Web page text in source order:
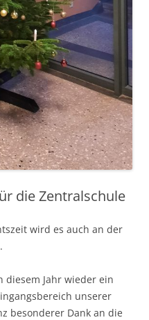
die Zentralschule
wird es auch an der
diesem Jahr wieder ein
unserer
besonderer Dank an die